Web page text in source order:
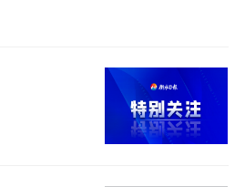
署来看，教育工作在延
上，发展重心将从规模
、由要素供给转向能力